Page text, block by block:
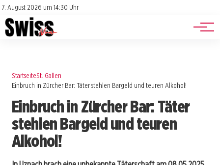
7. August 2026 um 14:30 Uhr
Impressum
Datenschutz
Jobs
Events
StartseiteSt. Gallen
Einbruch in Zürcher Bar: Täter stehlen Bargeld und teuren Alkohol!
Einbruch in Zürcher Bar: Täter
stehlen Bargeld und teuren
Alkohol!